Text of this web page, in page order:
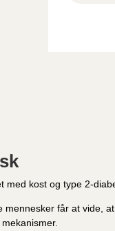
med kost og type 2-
mennesker får at vide,